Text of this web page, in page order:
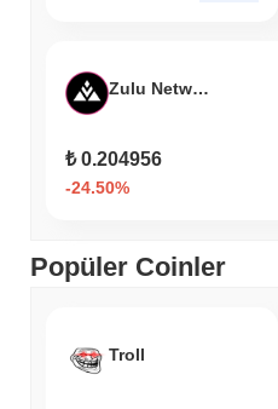
Zulu Network
₺ 0.204956
-24.50%
Popüler Coinler
Troll